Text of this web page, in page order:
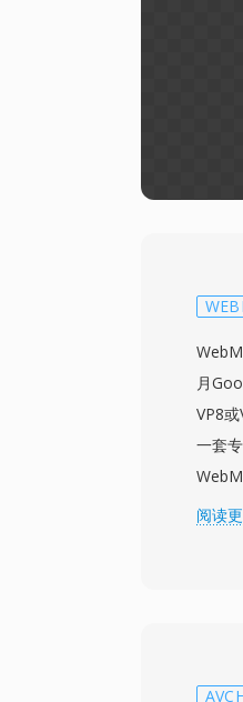
月
VP8
一套
阻碍
大部
阅读